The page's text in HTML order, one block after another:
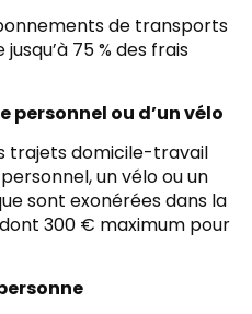
de transports
75 % des frais
personnel ou d’un vélo
trajets domicile-travail
un vélo ou un
sont exonérées dans la
300 € maximum pour